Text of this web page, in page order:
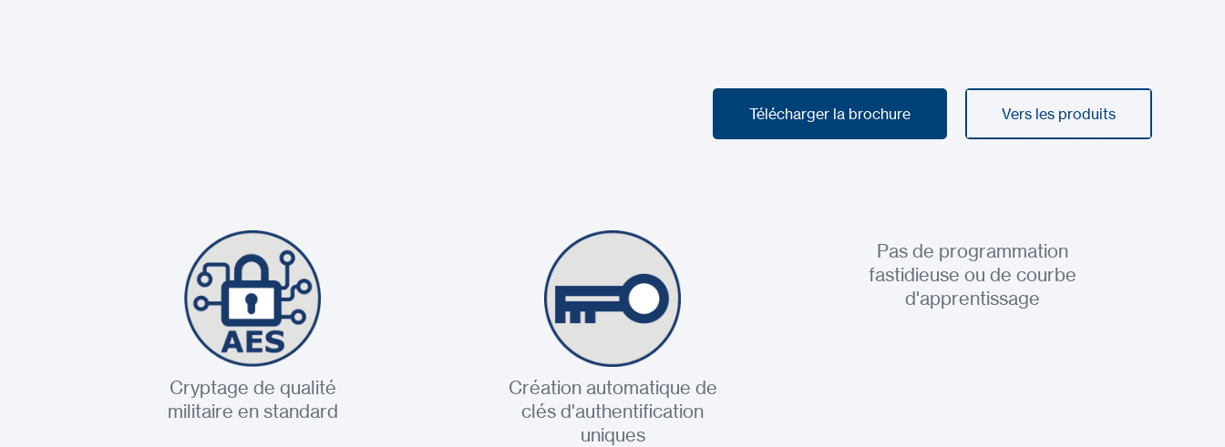
Télécharger la brochure Vers les produits
Cryptage de qualité
militaire en standard
Création automatique de
clés d'authentification
uniques
Pas de programmation
fastidieuse ou de courbe
d'apprentissage